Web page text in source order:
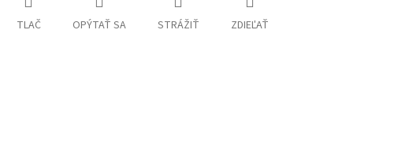
TLAČ OPÝTAŤ SA STRÁŽIŤ ZDIEĽAŤ